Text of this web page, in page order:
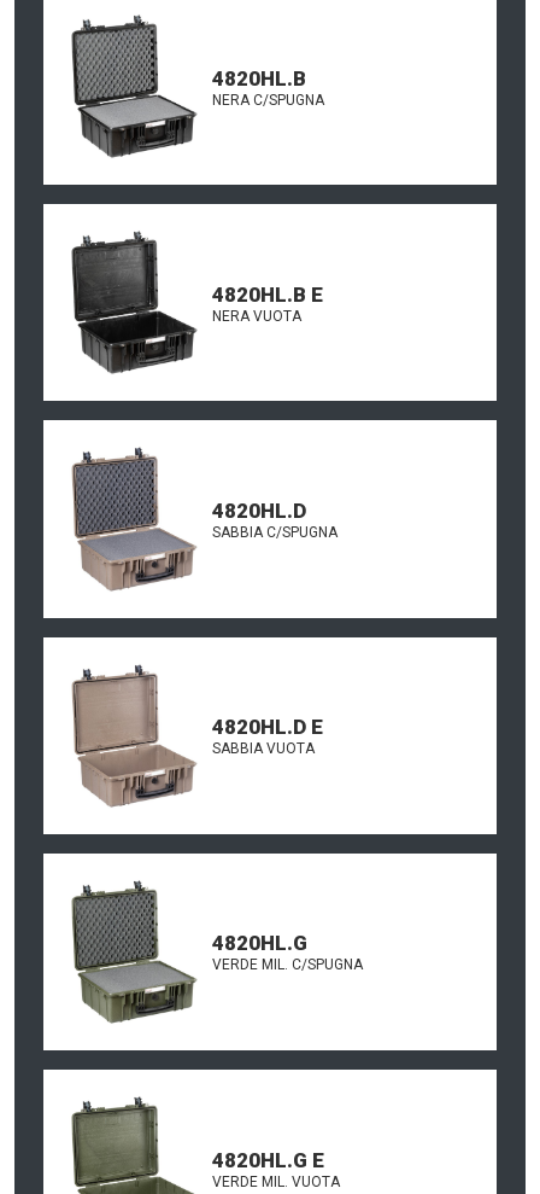
4820HL.B
NERA C/SPUGNA
4820HL.B E
NERA VUOTA
4820HL.D
SABBIA C/SPUGNA
4820HL.D E
SABBIA VUOTA
4820HL.G
VERDE MIL. C/SPUGNA
4820HL.G E
VERDE MIL. VUOTA